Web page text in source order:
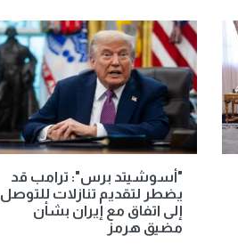
"أسوشيتد برس": ترامب قد
يضطر لتقديم تنازلات للتوصل
إلى اتفاق مع إيران بشأن
مضيق هرمز